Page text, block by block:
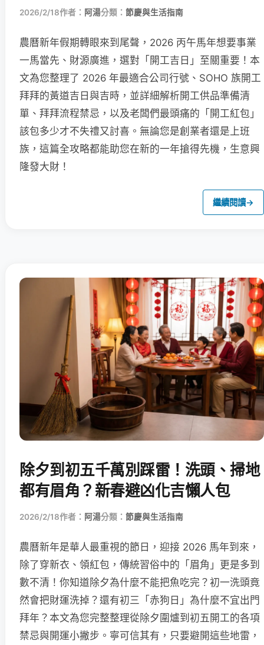
2026/2/18作者： 阿湯分類： 節慶與生活指南
農曆新年假期轉眼來到尾聲，2026 丙午馬年想要事業
一馬當先、財源廣進，選對「開工吉日」至關重要！本
文為您整理了 2026 年最適合公司行號、SOHO 族開工
拜拜的黃道吉日與吉時，並詳細解析開工供品準備清
單、拜拜流程禁忌，以及老闆們最頭痛的「開工紅包」
該包多少才不失禮又討喜。無論您是創業者還是上班
族，這篇全攻略都能助您在新的一年搶得先機，生意興
隆發大財！
繼續閱讀→
除夕到初五千萬別踩雷！洗頭、掃地
都有眉角？新春避凶化吉懶人包
2026/2/18作者： 阿湯分類： 節慶與生活指南
農曆新年是華人最重視的節日，迎接 2026 馬年到來，
除了穿新衣、領紅包，傳統習俗中的「眉角」更是多到
數不清！你知道除夕為什麼不能把魚吃完？初一洗頭竟
然會把財運洗掉？還有初三「赤狗日」為什麼不宜出門
拜年？本文為您完整整理從除夕圍爐到初五開工的各項
禁忌與開運小撇步。寧可信其有，只要避開這些地雷，